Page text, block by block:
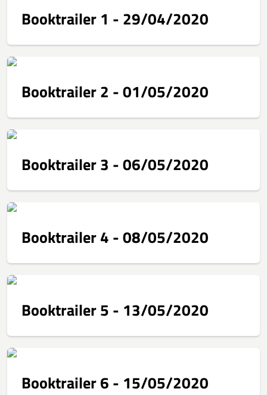
Booktrailer 1 - 29/04/2020
Booktrailer 2 - 01/05/2020
Booktrailer 3 - 06/05/2020
Booktrailer 4 - 08/05/2020
Booktrailer 5 - 13/05/2020
Booktrailer 6 - 15/05/2020